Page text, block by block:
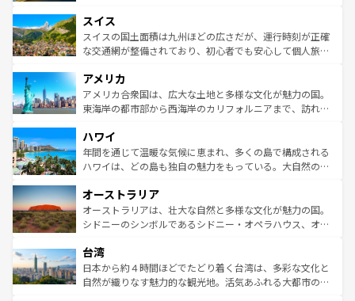
れる地方に足を運ぶとそれぞれで全く異なる文化を体験で
きるだろう。 なお、新着のフランス情報はコンテンツ一覧
を参照してほしい。
は、お酒好きな人にはぜひ体験してほしい。 なお、新着の
ドイツ情報はコンテンツ一覧を参照してほしい。
リアごとに異なる魅力がある。また、優雅なアフタヌーン
ティー、ビール好きにはたまらない英国パブ、サッカー観
戦など、本場だからこそできる体験も豊富。イギリスを旅
ンツ一覧を参照してほしい。
スイス
スイスの国土面積は九州ほどの広さだが、運行時刻が正確
な交通網が整備されており、初心者でも安心して個人旅行
の建物がそのまま残る町や、スイスならではのユニークな
博物館もあり、アルプス観光だけでなく町歩きも満喫する
ことができる。国民の所得が高いため物価も高いが、旅行
ば市内交通費無料で観光を楽しむこともできる。 なお、新
着のスイス情報はコンテンツ一覧 を参照してほしい。
アメリカ
アメリカ合衆国は、広大な土地と多様な文化が魅力の国。
東海岸の都市部から西海岸のカリフォルニアまで、訪れる
のような巨大都市は、観光、ショッピング、エンターテイ
ンメントが詰まった刺激的なスポットだ。一方、アメリカ
西部には大自然が広がり、グランドキャニオンやイエロー
部のニューオーリンズでは、音楽と美食が融合した独特の
文化が魅力。旅行者はアメリカの各地域で異なる魅力を楽
しみながら、その多様性と豊かな歴史を感じることができ
ならではの贅沢な旅のスタイルだ。 なお、新着のアメリカ
情報はコンテンツ一覧を参照してほしい。
ハワイ
年間を通じて温暖な気候に恵まれ、多くの島で構成される
ハワイは、どの島も独自の魅力をもっている。大自然の神
ワイ島は見逃せない。また、定番の観光地といえばオアフ
島だが、静かな自然を求めるならマウイ島やカウアイ島が
おすすめ。エメラルドグリーンに輝く海をはじめ、豊かな
れるおもてなしの心で訪れる人々を迎えてくれるハワイの
人々、おいしいローカルフードやハワイアンミュージッ
ク、伝統的なフラダンスなど、すべてがハワイの魅力を彩
オーストラリア
オーストラリアは、壮大な自然と多様な文化が魅力の国。
シドニーのシンボルであるシドニー・オペラハウス、オー
リアリーフや大陸中央部にそびえるウルル（エアーズロッ
ク）、タスマニアの美しい原生林やケアンズの熱帯雨林な
ど、見どころがたくさん。また、カフェやワイン、オージ
台湾
日本から約４時間ほどでたどり着く台湾は、多彩な文化と
自然が織りなす魅力的な観光地。活気あふれる大都市の台